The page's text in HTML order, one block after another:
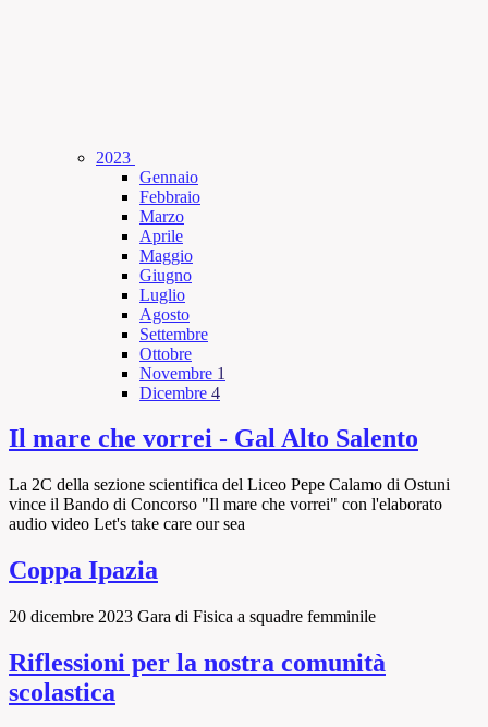
2023
Gennaio
Febbraio
Marzo
Aprile
Maggio
Giugno
Luglio
Agosto
Settembre
Ottobre
Novembre 1
Dicembre 4
Il mare che vorrei - Gal Alto Salento
La 2C della sezione scientifica del Liceo Pepe Calamo di Ostuni
vince il Bando di Concorso "Il mare che vorrei" con l'elaborato
audio video Let's take care our sea
Coppa Ipazia
20 dicembre 2023 Gara di Fisica a squadre femminile
Riflessioni per la nostra comunità
scolastica